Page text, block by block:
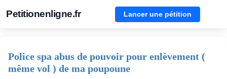
Petitionenligne.fr Lancer une pétition
Police spa abus de pouvoir pour enlèvement (
même vol ) de ma poupoune